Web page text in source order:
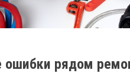
ошибки рядом